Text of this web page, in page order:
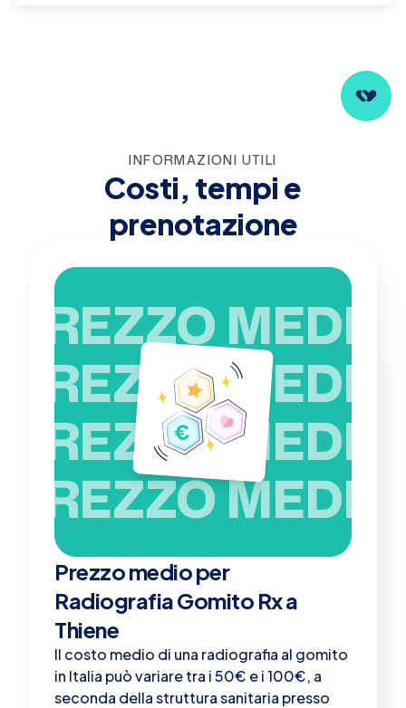
INFORMAZIONI UTILI
Costi, tempi e
prenotazione
PREZZO MEDIO
PREZZO MEDIO
PREZZO MEDIO
PREZZO MEDIO
Prezzo medio per
Radiografia Gomito Rx a
Thiene
Il costo medio di una radiografia al gomito
in Italia può variare tra i 50€ e i 100€, a
seconda della struttura sanitaria presso